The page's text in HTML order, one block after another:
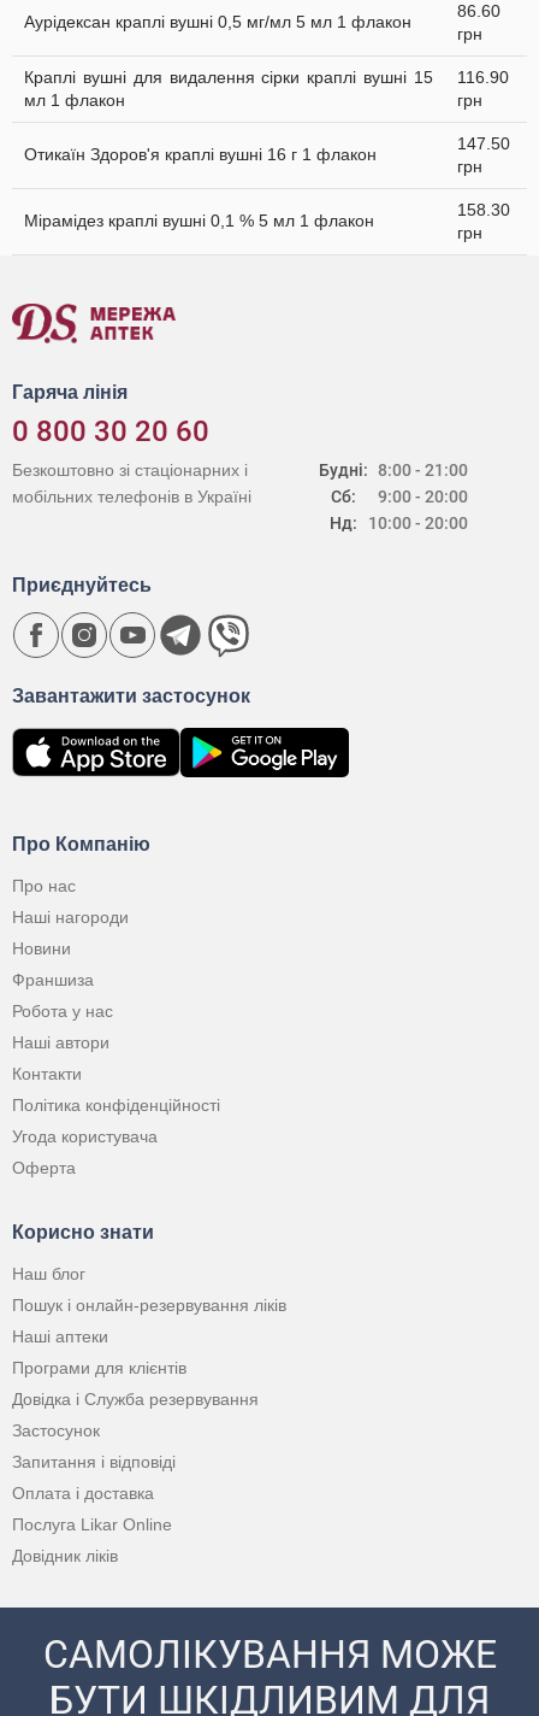
Аурiдексан краплі вушні 0,5 мг/мл 5 мл 1 флакон
86.60
грн
Краплі вушні для видалення сірки краплі вушні 15
мл 1 флакон
116.90
грн
Отикаїн Здоров'я краплі вушні 16 г 1 флакон
147.50
грн
Мірамідез краплі вушні 0,1 % 5 мл 1 флакон
158.30
грн
Гаряча лінія
0 800 30 20 60
Будні:
Сб:
Нд:
8:00 - 21:00
9:00 - 20:00
10:00 - 20:00
Безкоштовно зі стаціонарних і
мобільних телефонів в Україні
Про Компанію
Про нас
Наші нагороди
Новини
Франшиза
Робота у нас
Наші автори
Контакти
Політика конфіденційності
Угода користувача
Оферта
Корисно знати
Наш блог
Пошук і онлайн-резервування ліків
Наші аптеки
Програми для клієнтів
Довідка і Служба резервування
Застосунок
Запитання і відповіді
Оплата і доставка
Послуга Likar Online
Довідник ліків
Завантажити застосунок
Приєднуйтесь
САМОЛІКУВАННЯ МОЖЕ
БУТИ ШКІДЛИВИМ ДЛЯ